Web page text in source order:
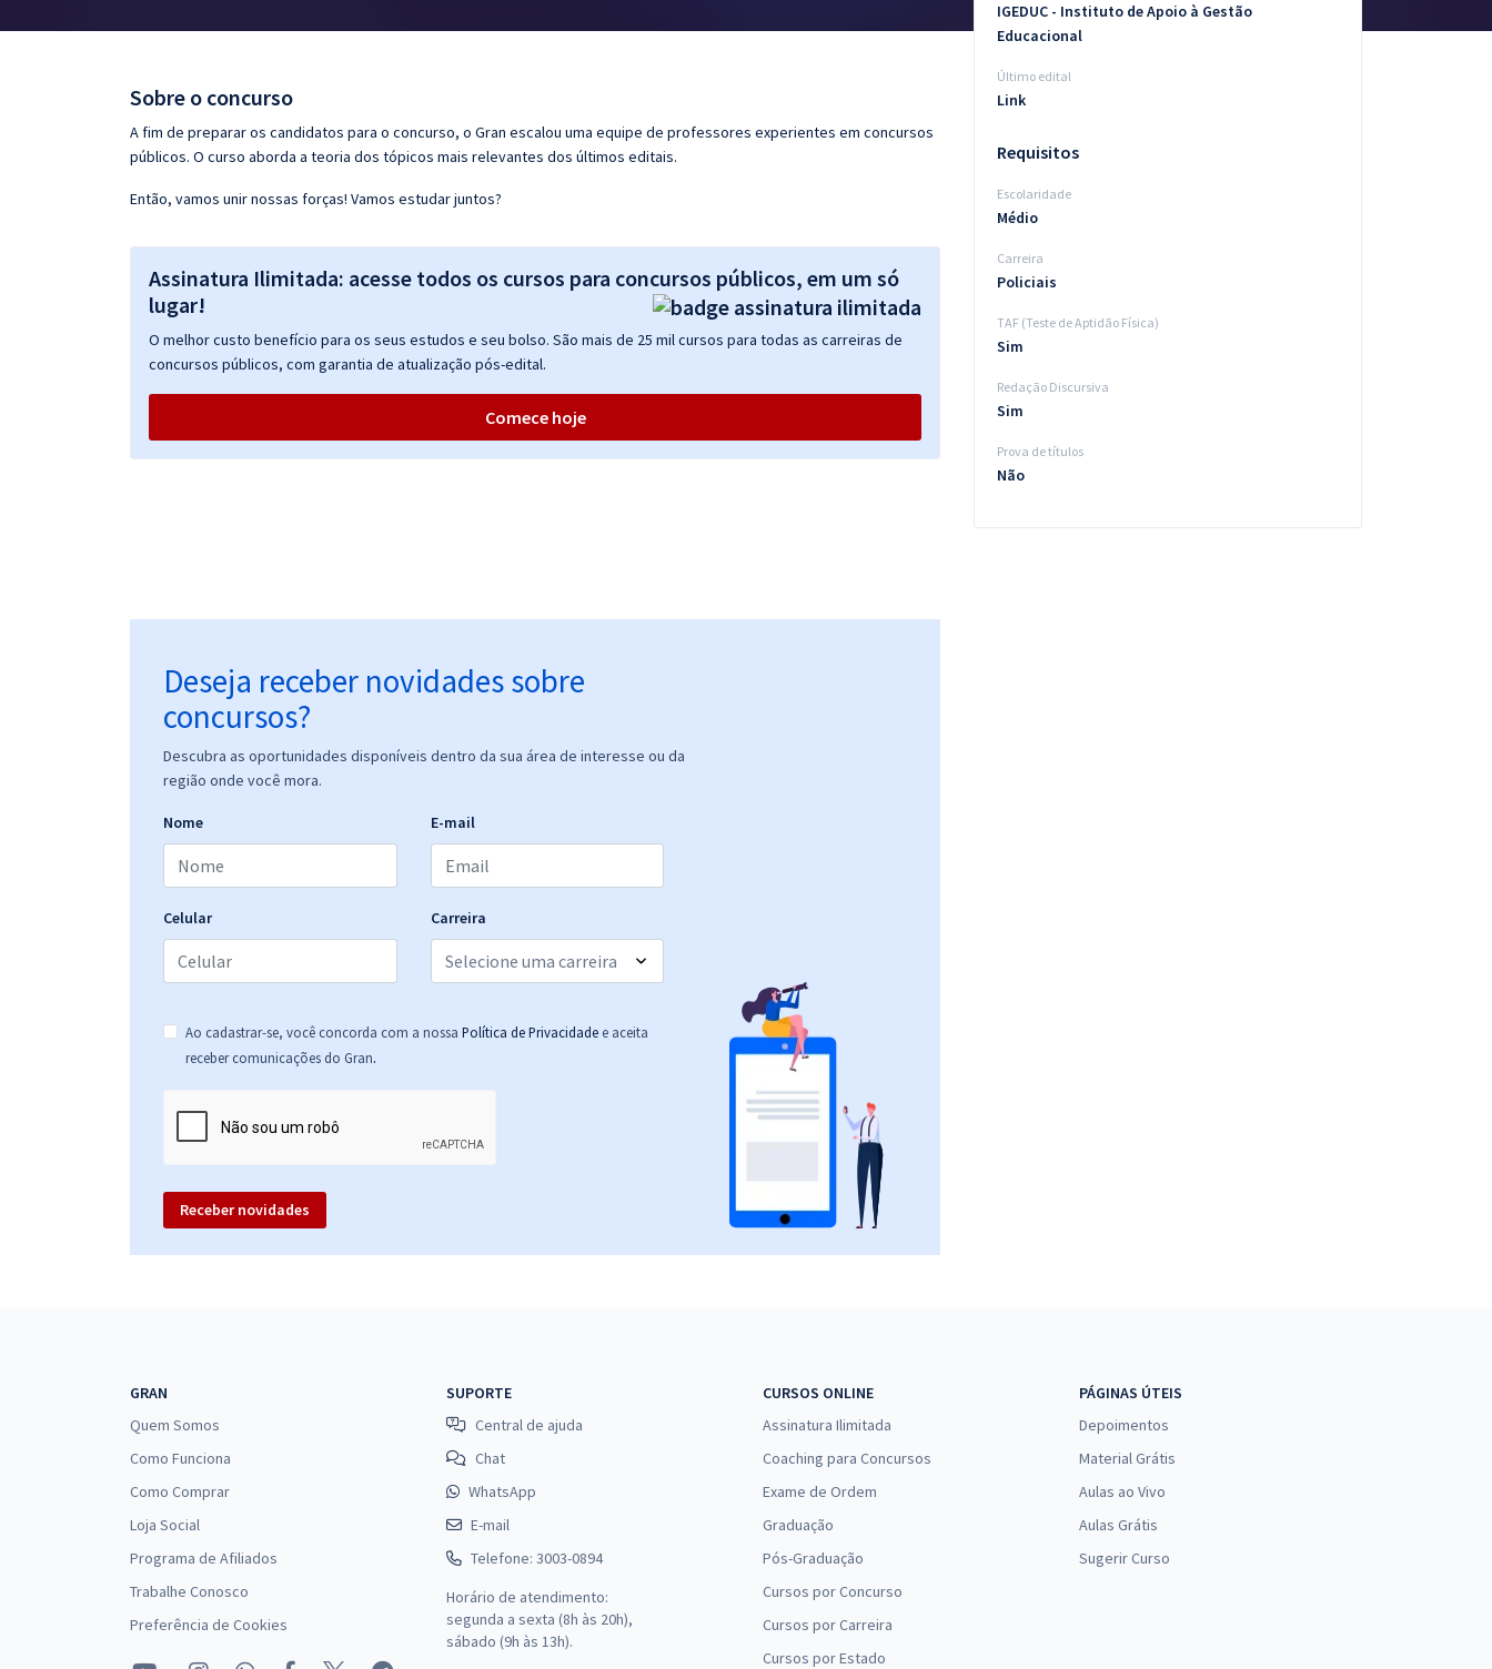
Conteúdo gratuito
Sobre o concurso
A fim de preparar os candidatos para o concurso, o Gran escalou uma equipe de professores experientes em concursos
públicos. O curso aborda a teoria dos tópicos mais relevantes dos últimos editais.
Então, vamos unir nossas forças! Vamos estudar juntos?
Assinatura Ilimitada: acesse todos os cursos para concursos públicos, em um só
lugar!
O melhor custo benefício para os seus estudos e seu bolso. São mais de 25 mil cursos para todas as carreiras de
concursos públicos, com garantia de atualização pós-edital.
Comece hoje
Deseja receber novidades sobre
concursos?
Descubra as oportunidades disponíveis dentro da sua área de interesse ou da
região onde você mora.
Nome E-mail
Celular Carreira
Ao cadastrar-se, você concorda com a nossa Política de Privacidade e aceita
receber comunicações do Gran.
Receber novidades
IGEDUC - Instituto de Apoio à Gestão
Educacional
Último edital
Link
Requisitos
Escolaridade
Médio
Carreira
Policiais
TAF (Teste de Aptidão Física)
Sim
Redação Discursiva
Sim
Prova de títulos
Não
GRAN
Quem Somos
Como Funciona
Como Comprar
Loja Social
Programa de Afiliados
Trabalhe Conosco
Preferência de Cookies
SUPORTE
Central de ajuda
Chat
WhatsApp
E-mail
Telefone: 3003-0894
Horário de atendimento:
segunda a sexta (8h às 20h),
sábado (9h às 13h).
CURSOS ONLINE
Assinatura Ilimitada
Coaching para Concursos
Exame de Ordem
Graduação
Pós-Graduação
Cursos por Concurso
Cursos por Carreira
Cursos por Estado
PÁGINAS ÚTEIS
Depoimentos
Material Grátis
Aulas ao Vivo
Aulas Grátis
Sugerir Curso